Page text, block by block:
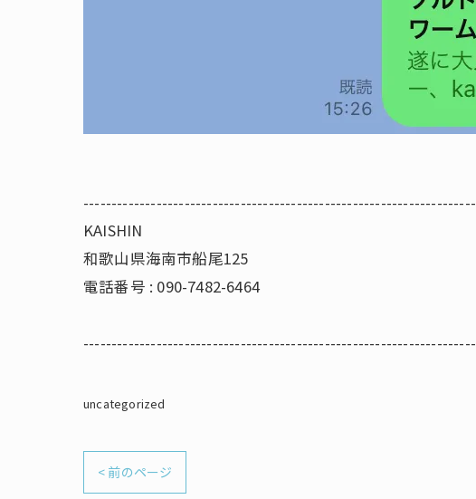
----------------------------------------------------------------------
KAISHIN
和歌山県海南市船尾125
電話番号 : 090-7482-6464
----------------------------------------------------------------------
uncategorized
< 前のページ